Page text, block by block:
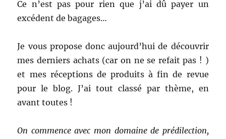
Ce n’est pas pour rien que j’ai dû payer un
excédent de bagages…
Je vous propose donc aujourd’hui de découvrir
mes derniers achats (car on ne se refait pas ! )
et mes réceptions de produits à fin de revue
pour le blog. J’ai tout classé par thème, en
avant toutes !
On commence avec mon domaine de prédilection,